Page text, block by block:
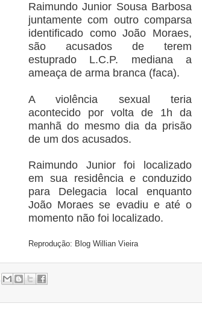
Raimundo Junior Sousa Barbosa
juntamente com outro comparsa
identificado como João Moraes,
são acusados de terem
estuprado L.C.P. mediana a
ameaça de arma branca (faca).
A violência sexual teria
acontecido por volta de 1h da
manhã do mesmo dia da prisão
de um dos acusados.
Raimundo Junior foi localizado
em sua residência e conduzido
para Delegacia local enquanto
João Moraes se evadiu e até o
momento não foi localizado.
Reprodução: Blog Willian Vieira